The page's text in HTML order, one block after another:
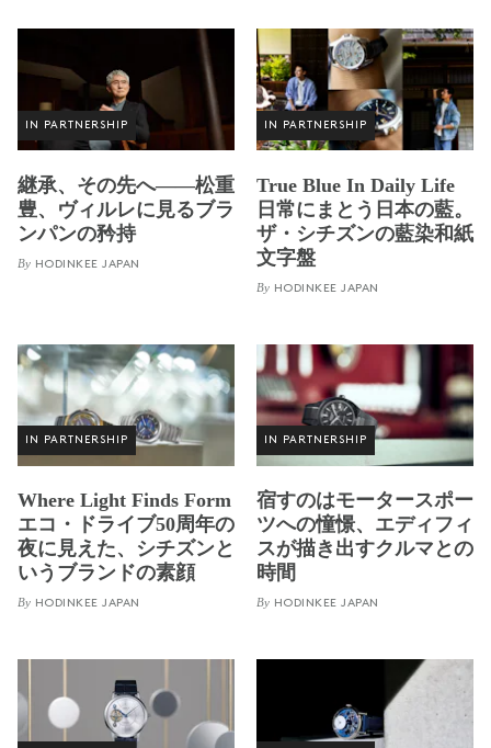
IN PARTNERSHIP
継承、その先へ——松重
豊、ヴィルレに見るブラ
ンパンの矜持
By HODINKEE JAPAN
IN PARTNERSHIP
True Blue In Daily Life
日常にまとう日本の藍。
ザ・シチズンの藍染和紙
文字盤
By HODINKEE JAPAN
IN PARTNERSHIP
Where Light Finds Form
エコ・ドライブ50周年の
夜に見えた、シチズンと
いうブランドの素顔
By HODINKEE JAPAN
IN PARTNERSHIP
宿すのはモータースポー
ツへの憧憬、エディフィ
スが描き出すクルマとの
時間
By HODINKEE JAPAN